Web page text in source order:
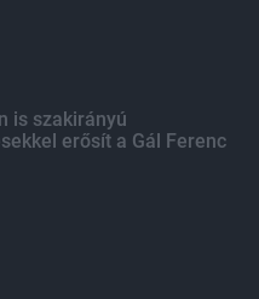
is szakirányú
erősít a Gál Ferenc